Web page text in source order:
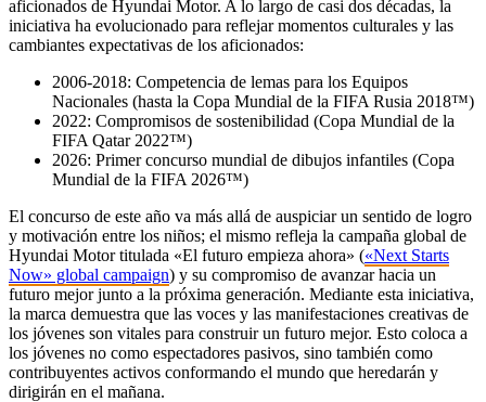
aficionados de Hyundai Motor. A lo largo de casi dos décadas, la
iniciativa ha evolucionado para reflejar momentos culturales y las
cambiantes expectativas de los aficionados:
2006-2018: Competencia de lemas para los Equipos
Nacionales (hasta la Copa Mundial de la FIFA Rusia 2018™)
2022: Compromisos de sostenibilidad (Copa Mundial de la
FIFA Qatar 2022™)
2026: Primer concurso mundial de dibujos infantiles (Copa
Mundial de la FIFA 2026™)
El concurso de este año va más allá de auspiciar un sentido de logro
y motivación entre los niños; el mismo refleja la campaña global de
Hyundai Motor titulada «El futuro empieza ahora» («Next Starts
Now» global campaign) y su compromiso de avanzar hacia un
futuro mejor junto a la próxima generación. Mediante esta iniciativa,
la marca demuestra que las voces y las manifestaciones creativas de
los jóvenes son vitales para construir un futuro mejor. Esto coloca a
los jóvenes no como espectadores pasivos, sino también como
contribuyentes activos conformando el mundo que heredarán y
dirigirán en el mañana.